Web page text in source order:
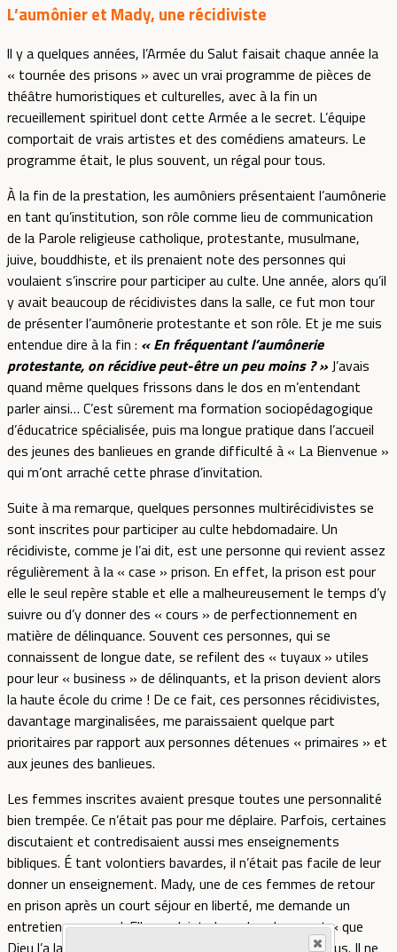
L’aumônier et Mady, une récidiviste
ll y a quelques années, l’Armée du Salut faisait chaque année la
« tournée des prisons » avec un vrai programme de pièces de
théâtre humoristiques et culturelles, avec à la fin un
recueillement spirituel dont cette Armée a le secret. L’équipe
comportait de vrais artistes et des comédiens amateurs. Le
programme était, le plus souvent, un régal pour tous.
À la fin de la prestation, les aumôniers présentaient l’aumônerie
en tant qu’institution, son rôle comme lieu de communication
de la Parole religieuse catholique, protestante, musulmane,
juive, bouddhiste, et ils prenaient note des personnes qui
voulaient s’inscrire pour participer au culte. Une année, alors qu’il
y avait beaucoup de récidivistes dans la salle, ce fut mon tour
de présenter l’aumônerie protestante et son rôle. Et je me suis
entendue dire à la fin : « En fréquentant l’aumônerie
protestante, on récidive peut-être un peu moins ? »J’avais
quand même quelques frissons dans le dos en m’entendant
parler ainsi… C’est sûrement ma formation sociopédagogique
d’éducatrice spécialisée, puis ma longue pratique dans l’accueil
des jeunes des banlieues en grande difficulté à « La Bienvenue »
qui m’ont arraché cette phrase d’invitation.
Suite à ma remarque, quelques personnes multirécidivistes se
sont inscrites pour participer au culte hebdomadaire. Un
récidiviste, comme je l’ai dit, est une personne qui revient assez
régulièrement à la « case » prison. En effet, la prison est pour
elle le seul repère stable et elle a malheureusement le temps d’y
suivre ou d’y donner des « cours » de perfectionnement en
matière de délinquance. Souvent ces personnes, qui se
connaissent de longue date, se refilent des « tuyaux » utiles
pour leur « business » de délinquants, et la prison devient alors
la haute école du crime ! De ce fait, ces personnes récidivistes,
davantage marginalisées, me paraissaient quelque part
prioritaires par rapport aux personnes détenues « primaires » et
aux jeunes des banlieues.
Les femmes inscrites avaient presque toutes une personnalité
bien trempée. Ce n’était pas pour me déplaire. Parfois, certaines
discutaient et contredisaient aussi mes enseignements
bibliques. É tant volontiers bavardes, il n’était pas facile de leur
donner un enseignement. Mady, une de ces femmes de retour
en prison après un court séjour en liberté, me demande un
entretien personnel. Elle se plaint alors abondamment « que